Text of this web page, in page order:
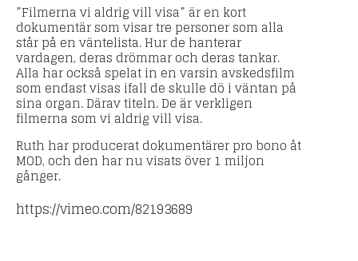
”Filmerna vi aldrig vill visa” är en kort
dokumentär som visar tre personer som alla
står på en väntelista. Hur de hanterar
vardagen, deras drömmar och deras tankar.
Alla har också spelat in en varsin avskedsfilm
som endast visas ifall de skulle dö i väntan på
sina organ. Därav titeln. De är verkligen
filmerna som vi aldrig vill visa.
Ruth har producerat dokumentärer pro bono åt
MOD, och den har nu visats över 1 miljon
gånger.
https://vimeo.com/82193689